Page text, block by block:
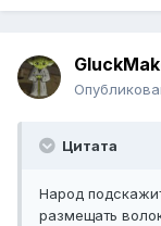
Цитата
Народ
размещать